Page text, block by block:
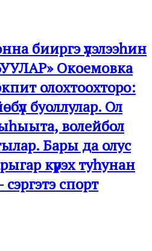
бииргэ үлэлээһин
Окоемовка
олохтоохторо:
буоллулар. Ол
волейбол
Бары да олус
күрэх туһунан
спорт